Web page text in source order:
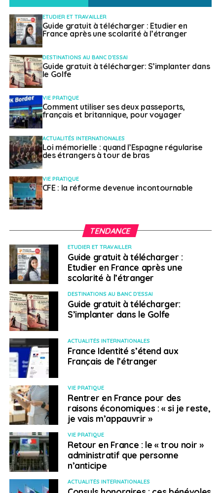
— Députés Socialistes
et apparentés
(@socialistesAN)
25, 2021
prévenir les erreurs et de les corriger sont montrées du
doigt.« Ces erreurs se traduisent par le versement de
prestations non-conformes aux droits des assurés, des
allocataires en leur faveur (versements de sommes
indues qui ne sont pas mises en recouvrement) ou à
leur détriment (rappels qui seraient à effectuer) »,
précise le rapport. Cependant, il est constaté que bon
nombre d’entre elles sont plutôt en défaveur des
assurés.
Quelques chiffres
ETUDIER ET TRAVAILLER
Guide gratuit à télécharger : Etudier en
France après une scolarité à l’étranger
DESTINATIONS AU BANC D'ESSAI
Guide gratuit à télécharger: S’implanter dans
le Golfe
VIE PRATIQUE
Comment utiliser ses deux passeports,
français et britannique, pour voyager
ACTUALITÉS INTERNATIONALES
Loi mémorielle : quand l’Espagne régularise
des étrangers à tour de bras
VIE PRATIQUE
CFE : la réforme devenue incontournable
TENDANCE
ETUDIER ET TRAVAILLER
Guide gratuit à télécharger :
Etudier en France après une
scolarité à l’étranger
DESTINATIONS AU BANC D'ESSAI
Guide gratuit à télécharger:
S’implanter dans le Golfe
ACTUALITÉS INTERNATIONALES
France Identité s’étend aux
Français de l’étranger
VIE PRATIQUE
Rentrer en France pour des
raisons économiques : « si je reste,
je vais m’appauvrir »
VIE PRATIQUE
Retour en France : le « trou noir »
administratif que personne
n’anticipe
ACTUALITÉS INTERNATIONALES